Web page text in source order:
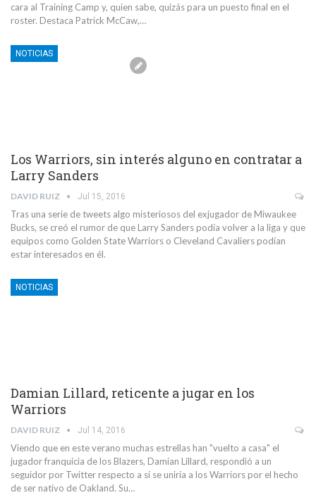
cara al Training Camp y, quien sabe, quizás para un puesto final en el
roster. Destaca Patrick McCaw,…
NOTICIAS
Los Warriors, sin interés alguno en contratar a
Larry Sanders
DAVID RUIZ Jul 15, 2016
Tras una serie de tweets algo misteriosos del exjugador de Miwaukee
Bucks, se creó el rumor de que Larry Sanders podía volver a la liga y que
equipos como Golden State Warriors o Cleveland Cavaliers podían
estar interesados en él.
NOTICIAS
Damian Lillard, reticente a jugar en los
Warriors
DAVID RUIZ Jul 14, 2016
Viendo que en este verano muchas estrellas han "vuelto a casa" el
jugador franquicia de los Blazers, Damian Lillard, respondió a un
seguidor por Twitter respecto a si se uniría a los Warriors por el hecho
de ser nativo de Oakland. Su…